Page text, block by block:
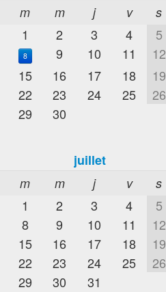
m m j v s
1 2 3 4 5
8 9 10 11 12
15 16 17 18 19
22 23 24 25 26
29 30
juillet
m m j v s
1 2 3 4 5
8 9 10 11 12
15 16 17 18 19
22 23 24 25 26
29 30 31